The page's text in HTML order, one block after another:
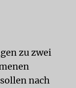
zu zwei
nach